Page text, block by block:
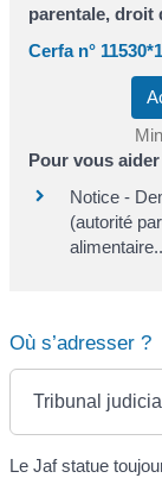
parentale, droit
Cerfa n°
Pour vous
Notice -
(autorité
Où s’adresser ?
Tribunal
Le Jaf statue